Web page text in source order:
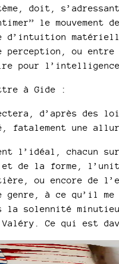
doit,
le mouvement
d’intuition
perception, ou
pour
à Gide :
d’après des
fatalement une
l’idéal, chacun
de la forme,
ou encore
à ce qu’il me
la solennité
Ce qui est